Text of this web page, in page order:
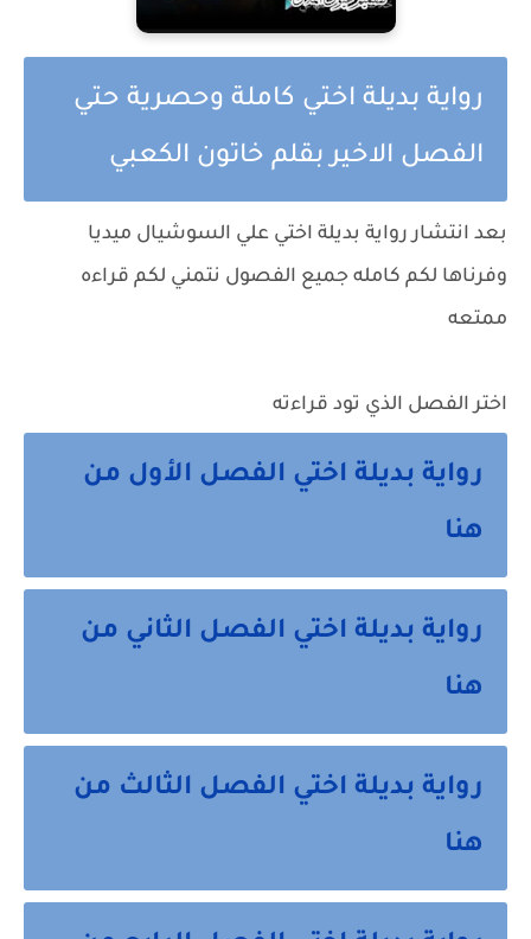
رواية بديلة اختي كاملة وحصرية حتي
الفصل الاخير بقلم خاتون الكعبي
بعد انتشار رواية بديلة اختي علي السوشيال ميديا
وفرناها لكم كامله جميع الفصول نتمني لكم قراءه
ممتعه
اختر الفصل الذي تود قراءته
رواية بديلة اختي الفصل الأول من
هنا
رواية بديلة اختي الفصل الثاني من
هنا
رواية بديلة اختي الفصل الثالث من
هنا